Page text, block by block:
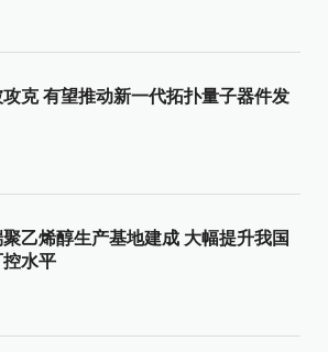
克 有望推动新一代拓扑量子器件发
乙烯醇生产基地建成 大幅提升我国
水平